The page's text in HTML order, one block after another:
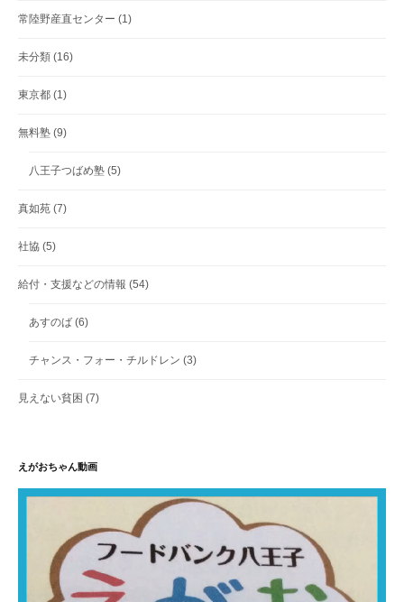
常陸野産直センター (1)
未分類 (16)
東京都 (1)
無料塾 (9)
八王子つばめ塾 (5)
真如苑 (7)
社協 (5)
給付・支援などの情報 (54)
あすのば (6)
チャンス・フォー・チルドレン (3)
見えない貧困 (7)
えがおちゃん動画
動